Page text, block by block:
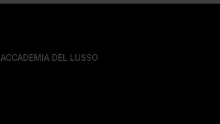
ACCADEMIA DEL LUSSO